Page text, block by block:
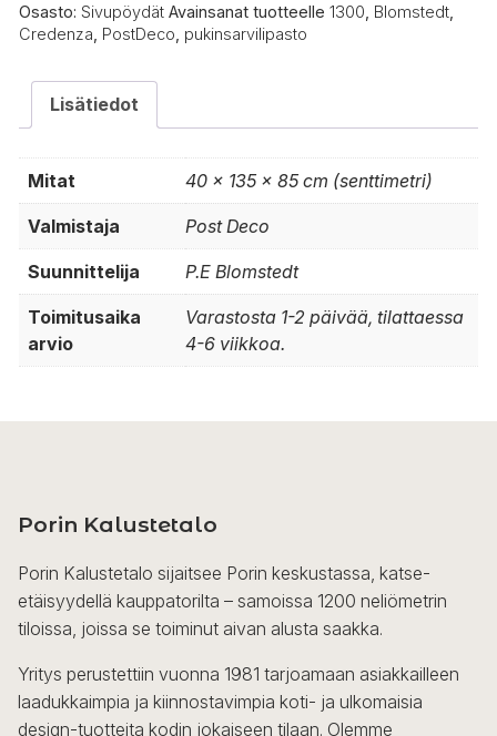
Osasto: Sivupöydät Avainsanat tuotteelle 1300 Blomstedt
Credenza PostDeco pukinsarvilipasto
Lisätiedot
Mitat 40 × 135 × 85 cm (senttimetri)
Valmistaja Post Deco
Suunnittelija P.E Blomstedt
Toimitusaika
arvio
Varastosta 1-2 päivää, tilattaessa
4-6 viikkoa.
Porin Kalustetalo
Porin Kalustetalo sijaitsee Porin keskustassa, katse-
etäisyydellä kauppatorilta – samoissa 1200 neliömetrin
tiloissa, joissa se toiminut aivan alusta saakka.
Yritys perustettiin vuonna 1981 tarjoamaan asiakkailleen
laadukkaimpia ja kiinnostavimpia koti- ja ulkomaisia
design-tuotteita kodin jokaiseen tilaan. Olemme